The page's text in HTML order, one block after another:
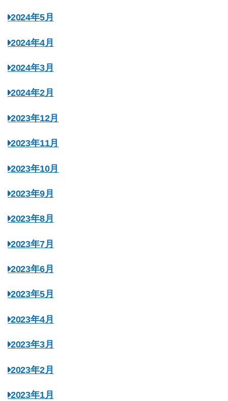
2024年5月
2024年4月
2024年3月
2024年2月
2023年12月
2023年11月
2023年10月
2023年9月
2023年8月
2023年7月
2023年6月
2023年5月
2023年4月
2023年3月
2023年2月
2023年1月